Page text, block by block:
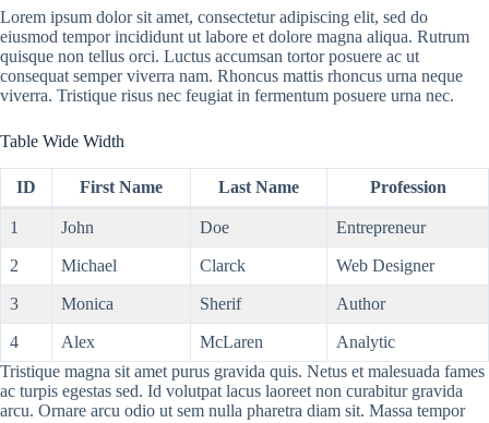
t
e
n
t
Lorem ipsum dolor sit amet, consectetur adipiscing elit, sed do
eiusmod tempor incididunt ut labore et dolore magna aliqua. Rutrum
quisque non tellus orci. Luctus accumsan tortor posuere ac ut
consequat semper viverra nam. Rhoncus mattis rhoncus urna neque
viverra. Tristique risus nec feugiat in fermentum posuere urna nec.
Table Wide Width
ID First Name Last Name Profession
1 John Doe Entrepreneur
2 Michael Clarck Web Designer
3 Monica Sherif Author
4 Alex McLaren
Analytic
Tristique magna sit amet purus gravida quis. Netus et malesuada fames
ac turpis egestas sed. Id volutpat lacus laoreet non curabitur gravida
arcu. Ornare arcu odio ut sem nulla pharetra diam sit. Massa tempor